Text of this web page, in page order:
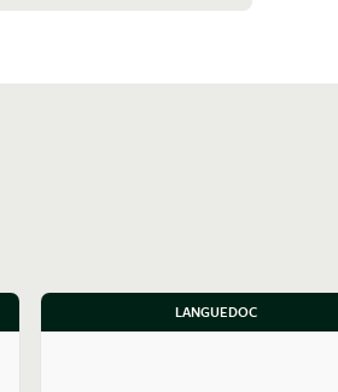
LANGUEDOC